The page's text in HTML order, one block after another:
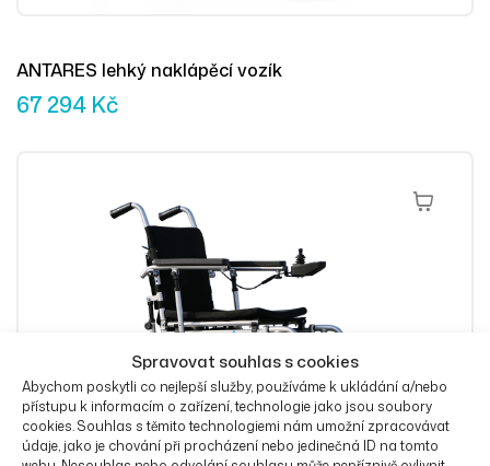
Spravovat souhlas s cookies
Abychom poskytli co nejlepší služby, používáme k ukládání a/nebo
přístupu k informacím o zařízení, technologie jako jsou soubory
cookies. Souhlas s těmito technologiemi nám umožní zpracovávat
údaje, jako je chování při procházení nebo jedinečná ID na tomto
ANTARES lehký naklápěcí vozík
67 294 Kč
Přidat Do